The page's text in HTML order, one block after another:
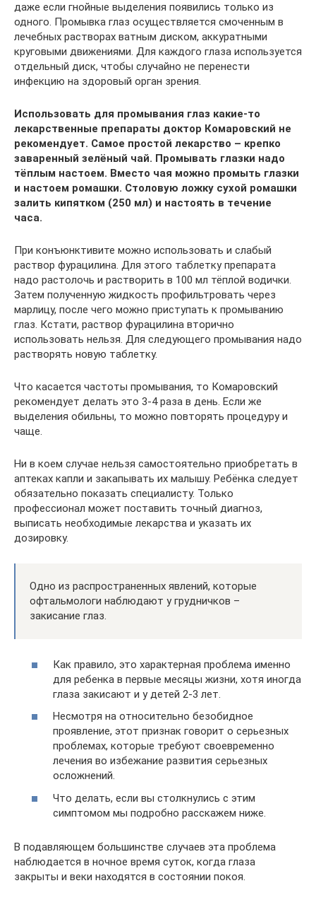
даже если гнойные выделения появились только из
одного. Промывка глаз осуществляется смоченным в
лечебных растворах ватным диском, аккуратными
круговыми движениями. Для каждого глаза используется
отдельный диск, чтобы случайно не перенести
инфекцию на здоровый орган зрения.
Использовать для промывания глаз какие-то
лекарственные препараты доктор Комаровский не
рекомендует. Самое простой лекарство – крепко
заваренный зелёный чай. Промывать глазки надо
тёплым настоем. Вместо чая можно промыть глазки
и настоем ромашки. Столовую ложку сухой ромашки
залить кипятком (250 мл) и настоять в течение
часа.
При конъюнктивите можно использовать и слабый
раствор фурацилина. Для этого таблетку препарата
надо растолочь и растворить в 100 мл тёплой водички.
Затем полученную жидкость профильтровать через
марлицу, после чего можно приступать к промыванию
глаз. Кстати, раствор фурацилина вторично
использовать нельзя. Для следующего промывания надо
растворять новую таблетку.
Что касается частоты промывания, то Комаровский
рекомендует делать это 3-4 раза в день. Если же
выделения обильны, то можно повторять процедуру и
чаще.
Ни в коем случае нельзя самостоятельно приобретать в
аптеках капли и закапывать их малышу. Ребёнка следует
обязательно показать специалисту. Только
профессионал может поставить точный диагноз,
выписать необходимые лекарства и указать их
дозировку.
Одно из распространенных явлений, которые
офтальмологи наблюдают у грудничков –
закисание глаз.
Как правило, это характерная проблема именно
для ребенка в первые месяцы жизни, хотя иногда
глаза закисают и у детей 2-3 лет.
Несмотря на относительно безобидное
проявление, этот признак говорит о серьезных
проблемах, которые требуют своевременно
лечения во избежание развития серьезных
осложнений.
Что делать, если вы столкнулись с этим
симптомом мы подробно расскажем ниже.
В подавляющем большинстве случаев эта проблема
наблюдается в ночное время суток, когда глаза
закрыты и веки находятся в состоянии покоя.